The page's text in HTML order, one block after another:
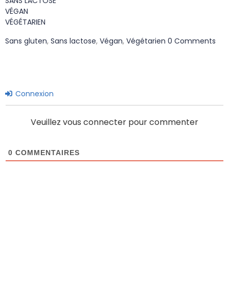
VÉGAN
VÉGÉTARIEN
Sans gluten, Sans lactose, Végan, Végétarien 0 Comments
Connexion
Veuillez vous connecter pour commenter
0 COMMENTAIRES